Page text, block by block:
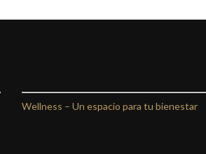
Wellness – Un espacio para tu bienestar